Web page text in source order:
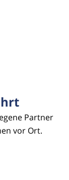
Partner
vor Ort.